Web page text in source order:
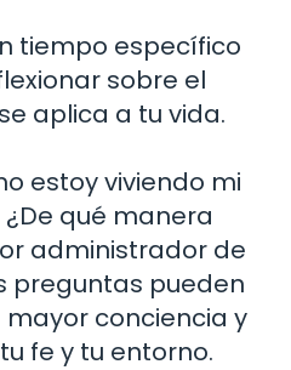
tiempo específico
sobre el
aplica a tu vida.
estoy viviendo mi
qué manera
administrador de
preguntas pueden
conciencia y
fe y tu entorno.